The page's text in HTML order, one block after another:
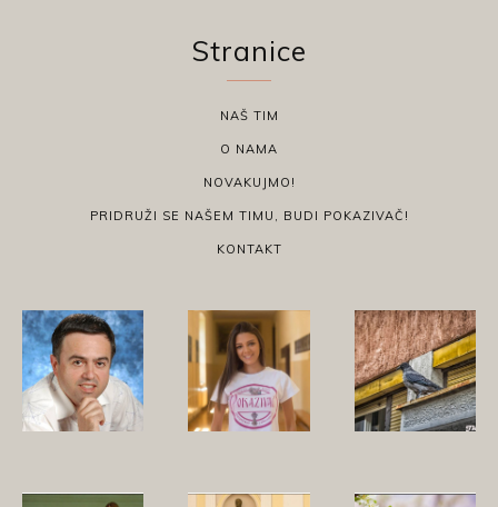
Stranice
NAŠ TIM
O NAMA
NOVAKUJMO!
PRIDRUŽI SE NAŠEM TIMU, BUDI POKAZIVAČ!
KONTAKT